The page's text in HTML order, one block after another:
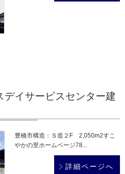
デイサービスセンター建
豊橋市構造：Ｓ造２F 2,050m2すこ
やかの里ホームページ78...
詳細ページへ